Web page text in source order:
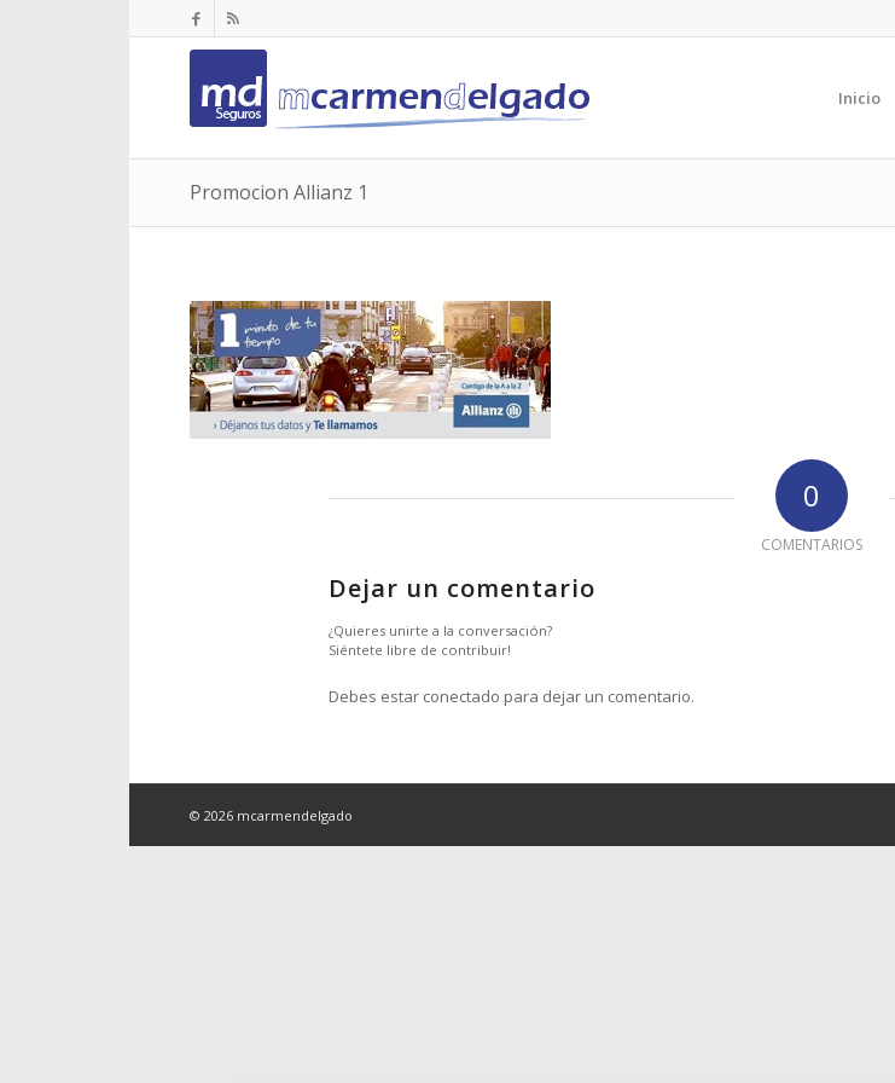
Inicio
Promocion Allianz 1
0
COMENTARIOS
Dejar un comentario
¿Quieres unirte a la conversación?
Siéntete libre de contribuir!
Debes estar conectado para dejar un comentario.
© 2026 mcarmendelgado